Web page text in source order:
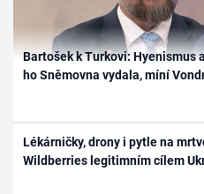
Bartošek k Turkovi: Hyenismus
ho Sněmovna vydala, míní
Lékárničky, drony i pytle na
Wildberries legitimním cílem